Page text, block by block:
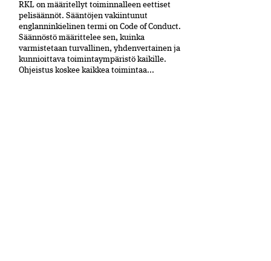
RKL on määritellyt toiminnalleen eettiset
peli­säännöt. Sääntöjen vakiintunut
englanninkielinen termi on Code of Conduct.
Säännöstö määrittelee sen, kuinka
varmistetaan turvallinen, yhdenvertainen ja
kun­nioittava toimintaympäristö kaikille.
Ohjeistus koskee kaikkea toimintaa...